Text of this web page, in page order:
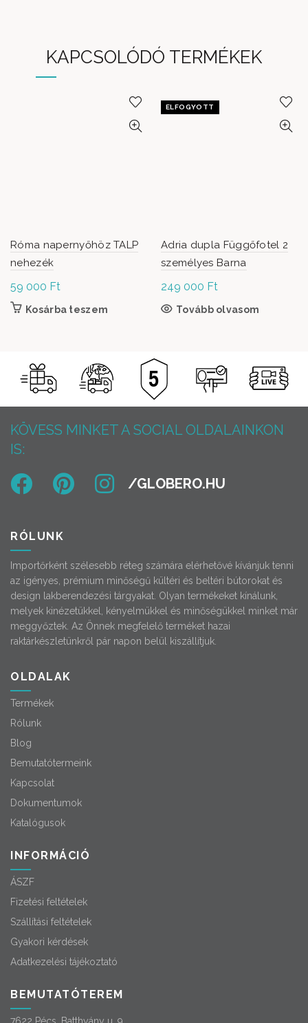
KAPCSOLÓDÓ TERMÉKEK
Róma napernyőhöz TALP
nehezék
59 000 Ft
Kosárba teszem
ELFOGYOTT
Adria dupla Függőfotel 2
személyes Barna
249 000 Ft
Tovább olvasom
KÖVESS MINKET A SOCIAL OLDALAINKON
IS:
RÓLUNK
Importőrként szélesebb réteg számára elérhetővé kívánjuk tenni
az igényes, prémium minőségű kültéri és beltéri bútorokat és
design lakberendezési tárgyakat. Olyan termékeket kínálunk,
melyek kinézetükkel, kényelmükkel és minőségükkel minket már
meggyőztek. Az Önnek megfelelő terméket hazai
raktárkészletünkről pár napon belül kiszállítjuk.
OLDALAK
Termékek
Rólunk
Blog
Bemutatótermeink
Kapcsolat
Dokumentumok
Katalógusok
INFORMÁCIÓ
ÁSZF
Fizetési feltételek
Szállítási feltételek
Gyakori kérdések
Adatkezelési tájékoztató
BEMUTATÓTEREM